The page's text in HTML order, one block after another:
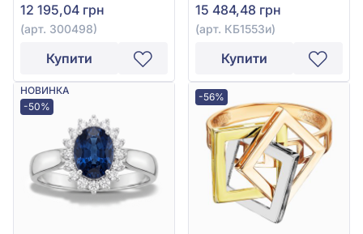
12 195,04 грн
(арт. 300498)
Купити
15 484,48 грн
(арт. КБ1553и)
Купити
НОВИНКА
-50%
-56%